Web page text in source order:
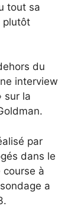
tout sa
plutôt
du
interview
sur la
par
dans le
course à
a